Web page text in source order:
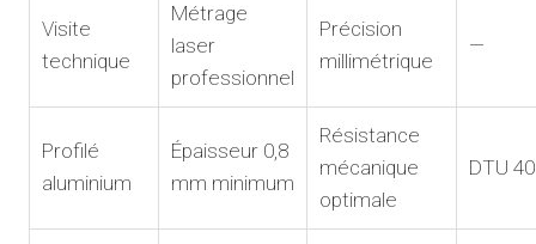
Visite
technique
Métrage
laser
professionnel
Précision
millimétrique
—
Profilé
aluminium
Épaisseur 0,8
mm minimum
Résistance
mécanique
optimale
DTU